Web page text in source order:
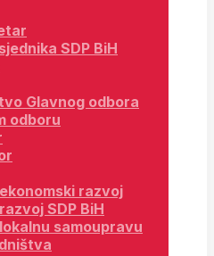
SDP BiH
Glavnog odbora
odboru
razvoj
SDP BiH
samoupravu